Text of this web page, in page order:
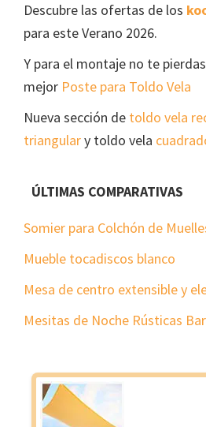
Descubre las ofertas de los
para este Verano 2026.
Y para el montaje no te
mejor Poste para Toldo Vela
Nueva sección de toldo vela
triangulary toldo vela
ÚLTIMAS COMPARATIVAS
Somier para Colchón de
Mueble tocadiscos blanco
Mesa de centro extensible y
Mesitas de Noche Rústicas